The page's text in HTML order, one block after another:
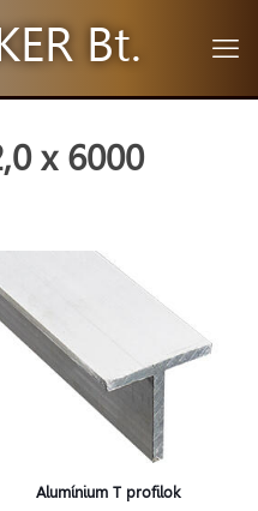
Bt.
x 6000
Alumínium T profilok